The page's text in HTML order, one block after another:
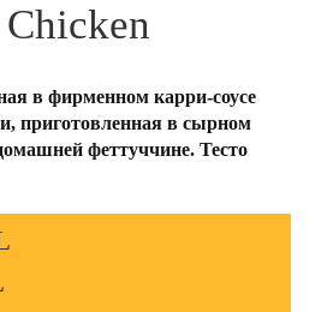
в фирменном карри-соусе
приготовленная в сырном
феттуччине. Тесто